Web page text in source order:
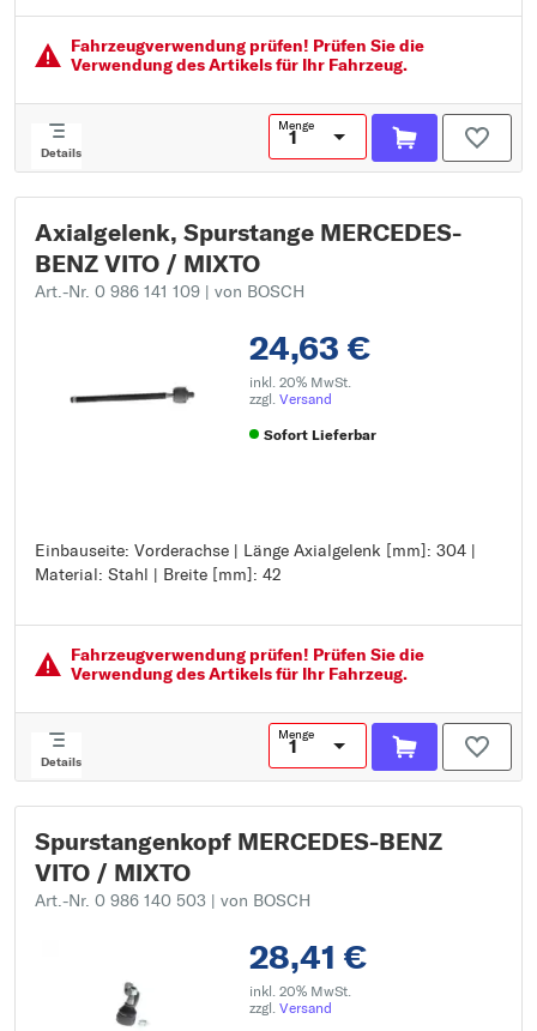
Gewindemaß 2: MM14X1.5 RHT
Fahrzeugver­wendung prüfen! Prüfen Sie die
Verwendung des Artikels für Ihr Fahrzeug.
Details
Menge
Axialgelenk, Spurstange MERCEDES-
BENZ VITO / MIXTO
Art.-Nr. 0 986 141 109 | von BOSCH
24,63 €
inkl. 20% MwSt.
zzgl. Versand
Sofort Lieferbar
Einbauseite: Vorderachse | Länge Axialgelenk [mm]: 304 |
Material: Stahl | Breite [mm]: 42
Einbauseite: Vorderachse
Länge Axialgelenk [mm]: 304
Breite [mm]: 42
Fahrzeugver­wendung prüfen! Prüfen Sie die
Verwendung des Artikels für Ihr Fahrzeug.
Details
Menge
Spurstangenkopf MERCEDES-BENZ
VITO / MIXTO
Art.-Nr. 0 986 140 503 | von BOSCH
28,41 €
inkl. 20% MwSt.
zzgl. Versand